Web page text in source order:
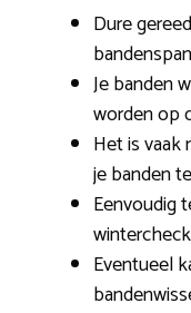
Dure
Je banden
worden op
Het is
je banden
Eenvoudig
Eventueel